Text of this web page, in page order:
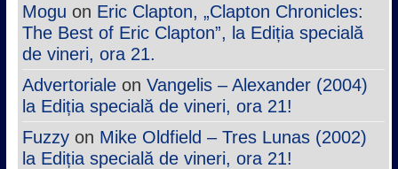
Mogu on Eric Clapton, „Clapton Chronicles:
The Best of Eric Clapton”, la Ediția specială
de vineri, ora 21.
Advertorialeon Vangelis – Alexander (2004)
la Ediția specială de vineri, ora 21!
Fuzzyon Mike Oldfield – Tres Lunas (2002)
la Ediția specială de vineri, ora 21!